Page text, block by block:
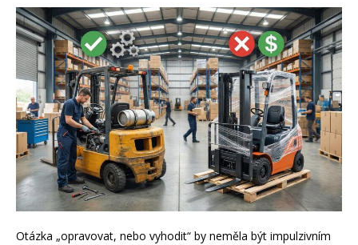
Otázka „opravovat, nebo vyhodit“ by neměla být impulzivním